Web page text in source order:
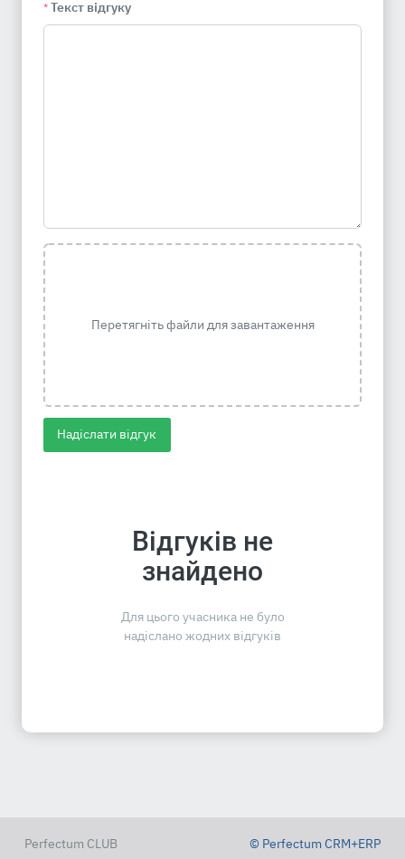
* Текст відгуку
Перетягніть файли для завантаження
Надіслати відгук
Відгуків не
знайдено
Для цього учасника не було
надіслано жодних відгуків
Perfectum CLUB © Perfectum CRM+ERP